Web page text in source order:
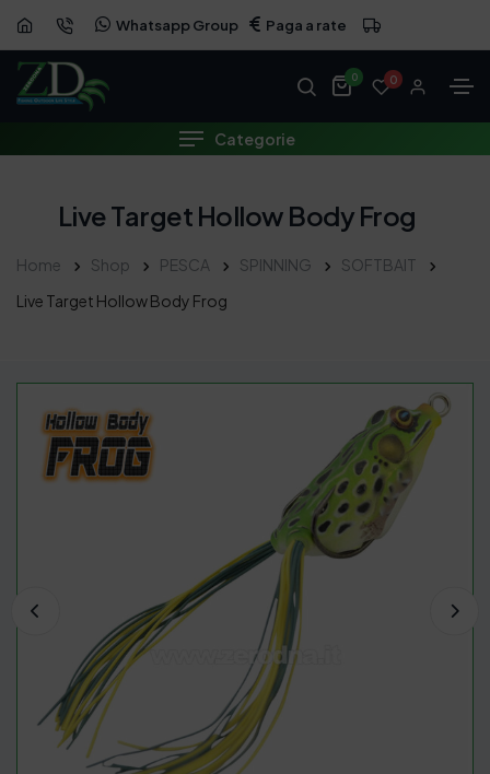
Whatsapp Group Paga a rate
0 0
Categorie
Live Target Hollow Body Frog
Home Shop PESCA SPINNING
SOFTBAIT
Live Target Hollow Body Frog